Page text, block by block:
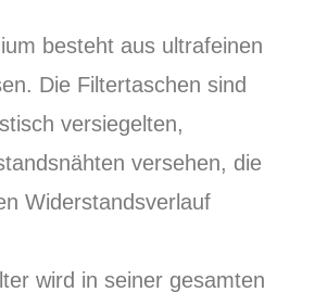
besteht aus ultrafeinen
Die Filtertaschen sind
versiegelten,
versehen, die
Widerstandsverlauf
wird in seiner gesamten